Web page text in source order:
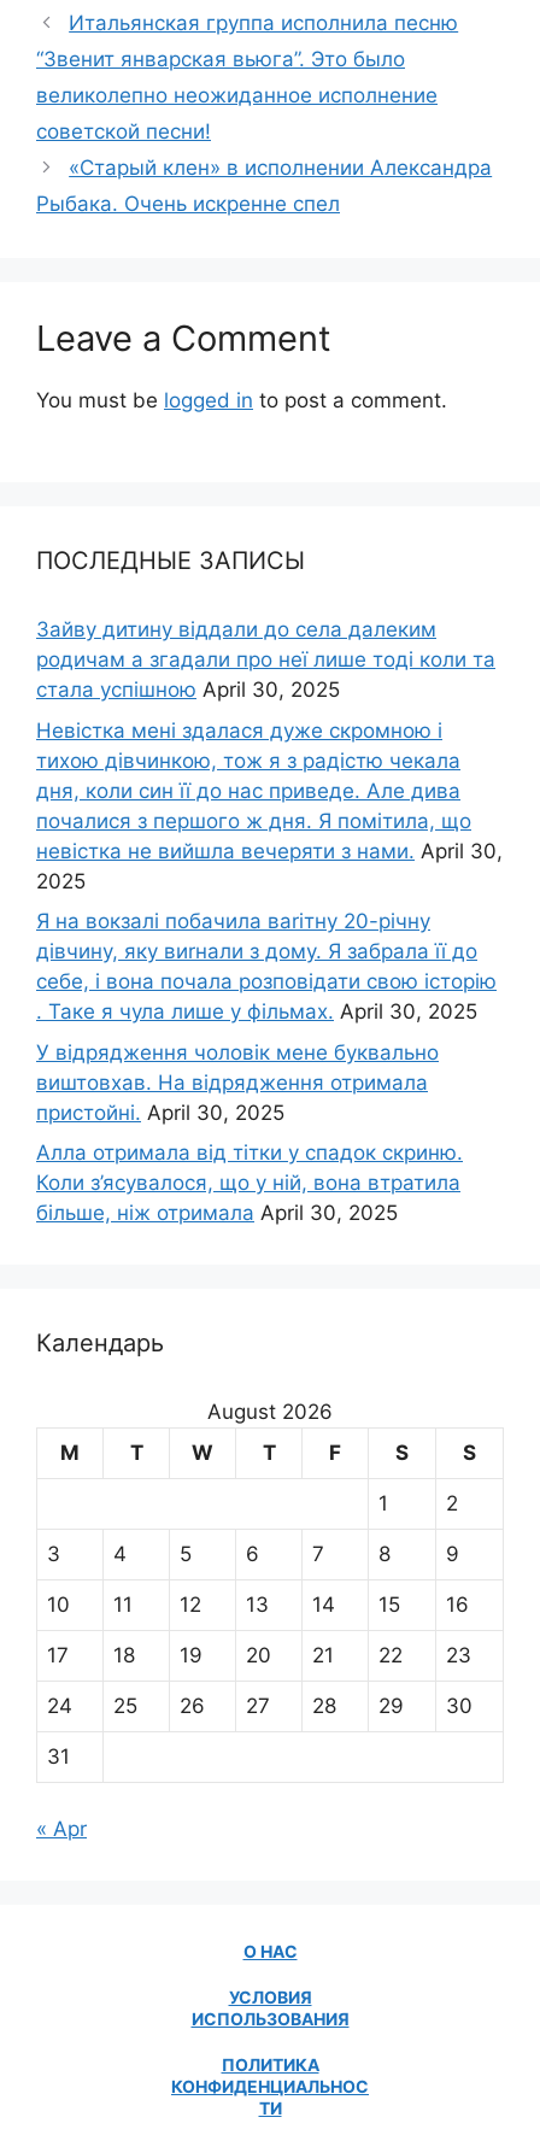
Итальянская группа исполнила песню
“Звенит январская вьюга”. Это было
великолепно неожиданное исполнение
советской песни!
«Старый клен» в исполнении Александра
Рыбака. Очень искренне спел
Leave a Comment
You must be logged in to post a comment.
ПОСЛЕДНЫЕ ЗАПИСЫ
Зайву дитину віддали до села далеким
родичам а згадали про неї лише тоді коли та
стала успішною April 30, 2025
Невістка мені здалася дуже скромною і
тихою дівчинкою, тож я з радістю чекала
дня, коли син її до нас приведе. Але дива
почалися з першого ж дня. Я помітила, що
невістка не вийшла вечеряти з нами. April 30,
2025
Я на вокзалі побачила ваrітну 20-річну
дівчину, яку виrнали з дому. Я забрала її до
себе, і вона почала розповідати свою історію
. Таке я чула лише у фільмах. April 30, 2025
У відрядження чоловік мене буквально
виштовхав. На відрядження отримала
пристойні. April 30, 2025
Алла отримала від тітки у спадок скриню.
Коли з’ясувалося, що у ній, вона втратила
більше, ніж отримала April 30, 2025
Календарь
August 2026
M
T W T F S S
1 2
3 4 5 6 7 8 9
10 11 12 13 14 15 16
17 18 19 20 21 22 23
24 25 26 27 28 29 30
31
« Apr
О НАС
УСЛОВИЯ
ИСПОЛЬЗОВАНИЯ
ПОЛИТИКА
КОНФИДЕНЦИАЛЬНОС
ТИ